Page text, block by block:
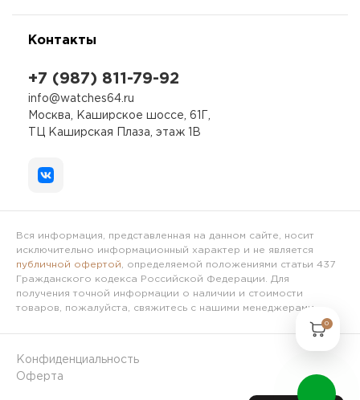
Контакты
+7 (987) 811-79-92
info@watches64.ru
Москва, Каширское шоссе, 61Г,
ТЦ Каширская Плаза, этаж 1В
Вся информация, представленная на данном сайте, носит
исключительно информационный характер и не является
публичной офертой , определяемой положениями статьи 437
Гражданского кодекса Российской Федерации. Для
получения точной информации о наличии и стоимости
товаров, пожалуйста, свяжитесь с нашими менеджерами.
Конфиденциальность
Оферта
0